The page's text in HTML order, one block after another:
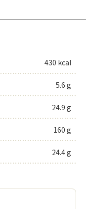
430 kcal
5.6 g
24.9 g
160 g
24.4 g